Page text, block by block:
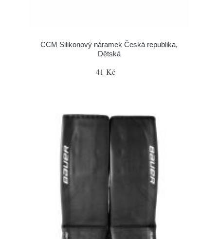
CCM Silikonový náramek Česká republika,
Dětská
41 Kč